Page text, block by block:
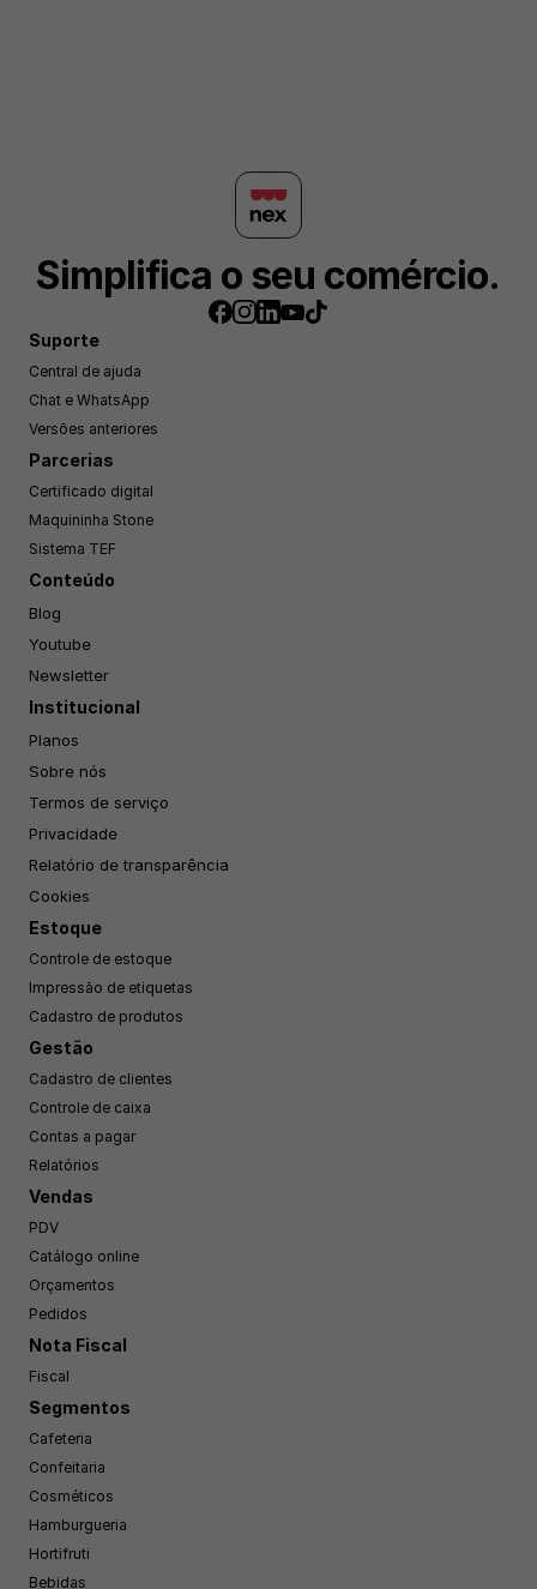
Simplifica o seu comércio.
Suporte
Central de ajuda
Chat e WhatsApp
Versões anteriores
Parcerias
Certificado digital
Maquininha Stone
Sistema TEF
Conteúdo
Blog
Youtube
Newsletter
Institucional
Planos
Sobre nós
Termos de serviço
Privacidade
Relatório de transparência
Cookies
Estoque
Controle de estoque
Impressão de etiquetas
Cadastro de produtos
Gestão
Cadastro de clientes
Controle de caixa
Contas a pagar
Relatórios
Vendas
PDV
Catálogo online
Orçamentos
Pedidos
Nota Fiscal
Fiscal
Segmentos
Cafeteria
Confeitaria
Cosméticos
Hamburgueria
Hortifruti
Bebidas